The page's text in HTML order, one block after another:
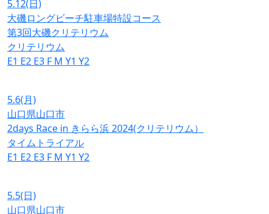
5.12(日)
大磯ロングビーチ駐車場特設コース
第3回大磯クリテリウム
クリテリウム
E1 E2 E3 F M Y1 Y2
5.6(月)
山口県山口市
2days Race in きらら浜 2024(クリテリウム）
タイムトライアル
E1 E2 E3 F M Y1 Y2
5.5(日)
山口県山口市